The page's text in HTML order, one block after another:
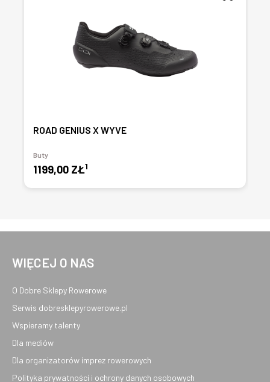
ROAD GENIUS X WYVE
Buty
1199,00 ZŁ1
WIĘCEJ O NAS
O Dobre Sklepy Rowerowe
Serwis dobresklepyrowerowe.pl
Wspieramy talenty
Dla mediów
Dla organizatorów imprez rowerowych
Polityka prywatności i ochrony danych osobowych